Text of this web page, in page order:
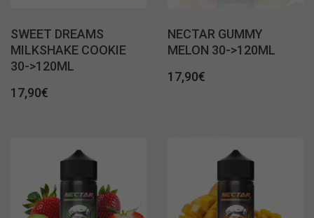
SWEET DREAMS
MILKSHAKE COOKIE
30->120ML
17,90€
NECTAR GUMMY
MELON 30->120ML
17,90€